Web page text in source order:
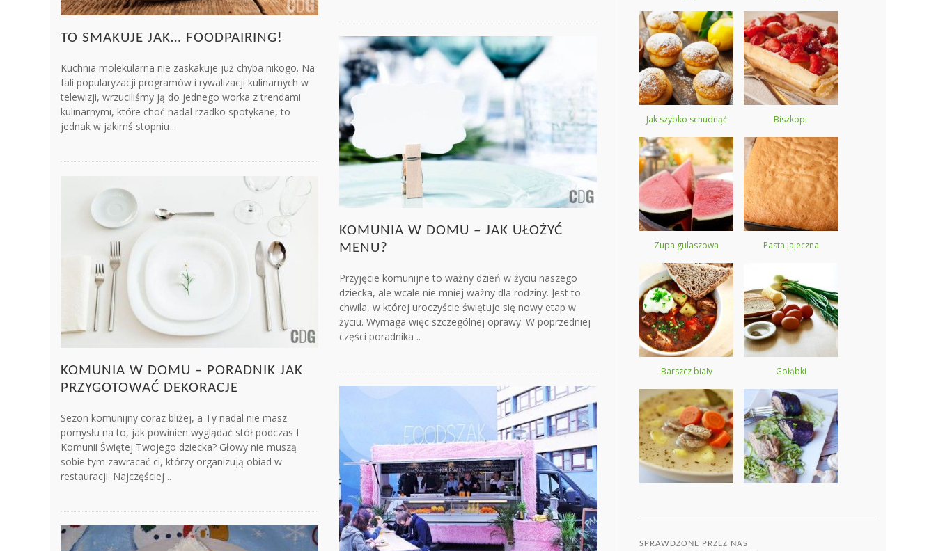
TO SMAKUJE JAK… FOODPAIRING!
Kuchnia molekularna nie zaskakuje już chyba nikogo. Na
fali popularyzacji programów i rywalizacji kulinarnych w
telewizji, wrzuciliśmy ją do jednego worka z trendami
kulinarnymi, które choć nadal rzadko spotykane, to
jednak w jakimś stopniu ..
KOMUNIA W DOMU – JAK UŁOŻYĆ
MENU?
Przyjęcie komunijne to ważny dzień w życiu naszego
dziecka, ale wcale nie mniej ważny dla rodziny. Jest to
chwila, w której uroczyście świętuje się nowy etap w
życiu. Wymaga więc szczególnej oprawy. W poprzedniej
części poradnika ..
KOMUNIA W DOMU – PORADNIK JAK
PRZYGOTOWAĆ DEKORACJE
Sezon komunijny coraz bliżej, a Ty nadal nie masz
pomysłu na to, jak powinien wyglądać stół podczas I
Komunii Świętej Twojego dziecka? Głowy nie muszą
sobie tym zawracać ci, którzy organizują obiad w
restauracji. Najczęściej ..
Jak szybko schudnąć Biszkopt
Zupa gulaszowa Pasta jajeczna
Barszcz biały Gołąbki
SPRAWDZONE PRZEZ NAS